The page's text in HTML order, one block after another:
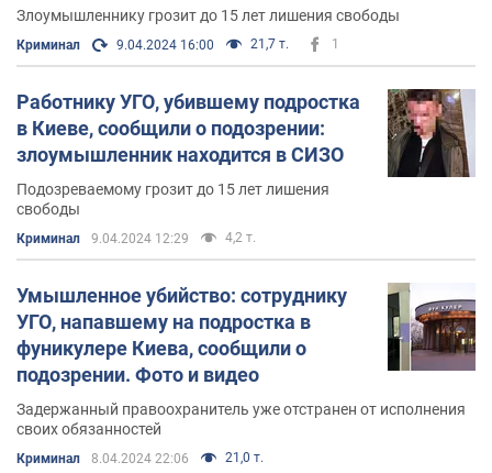
Злоумышленнику грозит до 15 лет лишения свободы
Криминал 9.04.2024 16:00 21,7 т. 1
Работнику УГО, убившему подростка
в Киеве, сообщили о подозрении:
злоумышленник находится в СИЗО
Подозреваемому грозит до 15 лет лишения
свободы
Криминал 9.04.2024 12:29 4,2 т.
Умышленное убийство: сотруднику
УГО, напавшему на подростка в
фуникулере Киева, сообщили о
подозрении. Фото и видео
Задержанный правоохранитель уже отстранен от исполнения
своих обязанностей
Криминал 8.04.2024 22:06 21,0 т.